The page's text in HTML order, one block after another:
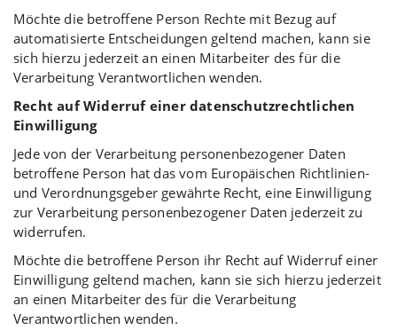
Möchte die betroffene Person Rechte mit Bezug auf
automatisierte Entscheidungen geltend machen, kann sie
sich hierzu jederzeit an einen Mitarbeiter des für die
Verarbeitung Verantwortlichen wenden.
Recht auf Widerruf einer datenschutzrechtlichen
Einwilligung
Jede von der Verarbeitung personenbezogener Daten
betroffene Person hat das vom Europäischen Richtlinien-
und Verordnungsgeber gewährte Recht, eine Einwilligung
zur Verarbeitung personenbezogener Daten jederzeit zu
widerrufen.
Möchte die betroffene Person ihr Recht auf Widerruf einer
Einwilligung geltend machen, kann sie sich hierzu jederzeit
an einen Mitarbeiter des für die Verarbeitung
Verantwortlichen wenden.